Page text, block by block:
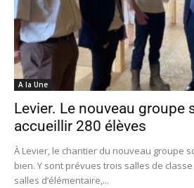
A la Une
Levier. Le nouveau groupe
accueillir 280 élèves
À Levier, le chantier du nouveau groupe
bien. Y sont prévues trois salles de
salles d’élémentaire,...